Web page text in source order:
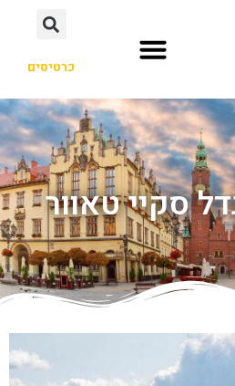
כרטיסים
סקיי טאוור